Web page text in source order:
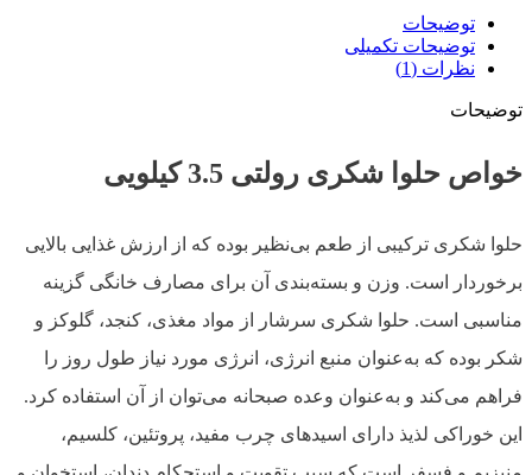
توضیحات
توضیحات تکمیلی
نظرات (1)
توضیحات
خواص حلوا شکری رولتی 3.5 کیلویی
حلوا شکری ترکیبی از طعم بی‌نظیر بوده که از ارزش غذایی بالایی
برخوردار است. وزن و بسته‌بندی آن برای مصارف خانگی گزینه
مناسبی است. حلوا شکری سرشار از مواد مغذی، کنجد، گلوکز و
شکر بوده که به‌عنوان منبع انرژی، انرژی مورد نیاز طول روز را
فراهم می‌کند و به‌عنوان وعده صبحانه می‌توان از آن استفاده کرد.
این خوراکی لذیذ دارای اسیدهای چرب مفید، پروتئین، کلسیم،